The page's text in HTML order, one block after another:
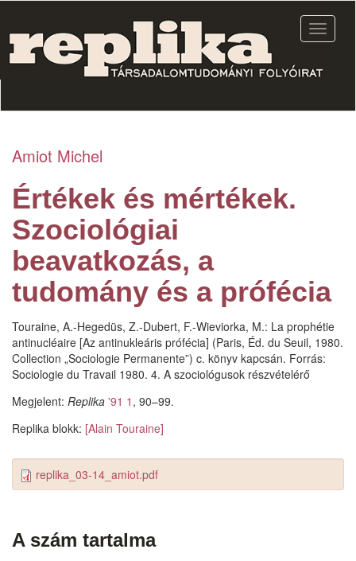
tartalomra
Amiot Michel
Értékek és mértékek.
Szociológiai
beavatkozás, a
tudomány és a prófécia
Touraine, A.-Hegedüs, Z.-Dubert, F.-Wieviorka, M.: La prophétie
antinucléaire [Az antinukleáris prófécia] (Paris, Éd. du Seuil, 1980.
Collection „Sociologie Permanente”) c. könyv kapcsán. Forrás:
Sociologie du Travail 1980. 4. A szociológusok részvételérő
Megjelent: Replika '91 1 , 90–99.
Replika blokk: [Alain Touraine]
replika_03-14_amiot.pdf
A szám tartalma